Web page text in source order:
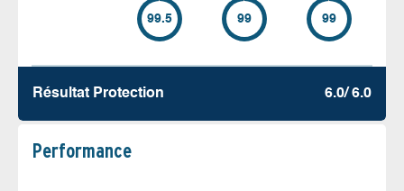
99.5 99 99
Résultat Protection 6.0/ 6.0
Performance